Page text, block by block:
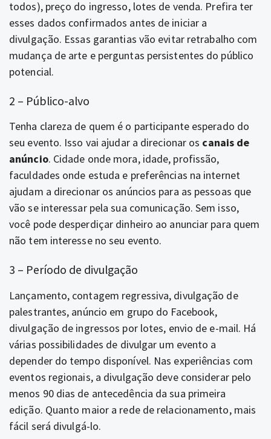
todos), preço do ingresso, lotes de venda. Prefira ter
esses dados confirmados antes de iniciar a
divulgação. Essas garantias vão evitar retrabalho com
mudança de arte e perguntas persistentes do público
potencial.
2 – Público-alvo
Tenha clareza de quem é o participante esperado do
seu evento. Isso vai ajudar a direcionar os canais de
anúncio. Cidade onde mora, idade, profissão,
faculdades onde estuda e preferências na internet
ajudam a direcionar os anúncios para as pessoas que
vão se interessar pela sua comunicação. Sem isso,
você pode desperdiçar dinheiro ao anunciar para quem
não tem interesse no seu evento.
3 – Período de divulgação
Lançamento, contagem regressiva, divulgação de
palestrantes, anúncio em grupo do Facebook,
divulgação de ingressos por lotes, envio de e-mail. Há
várias possibilidades de divulgar um evento a
depender do tempo disponível. Nas experiências com
eventos regionais, a divulgação deve considerar pelo
menos 90 dias de antecedência da sua primeira
edição. Quanto maior a rede de relacionamento, mais
fácil será divulgá-lo.